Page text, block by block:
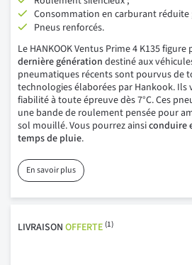
Consommation en carburant réduite
Pneus renforcés.
Le HANKOOK Ventus Prime 4 K135 figure
dernière génération destiné aux
pneumatiques récents sont pourvus de
technologies élaborées par Hankook.
fiabilité à toute épreuve dès 7°C. Ces
une bande de roulement pensée pour
sol mouillé. Vous pourrez ainsiconduire
temps de pluie.
En savoir plus
LIVRAISON OFFERTE (1)